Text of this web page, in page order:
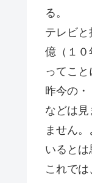
る。
テレビ
億（１０
ってこと
昨今の
などは
ません
いるとは
これで